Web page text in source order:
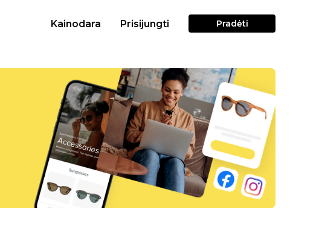
Kainodara Prisijungti Pradėti